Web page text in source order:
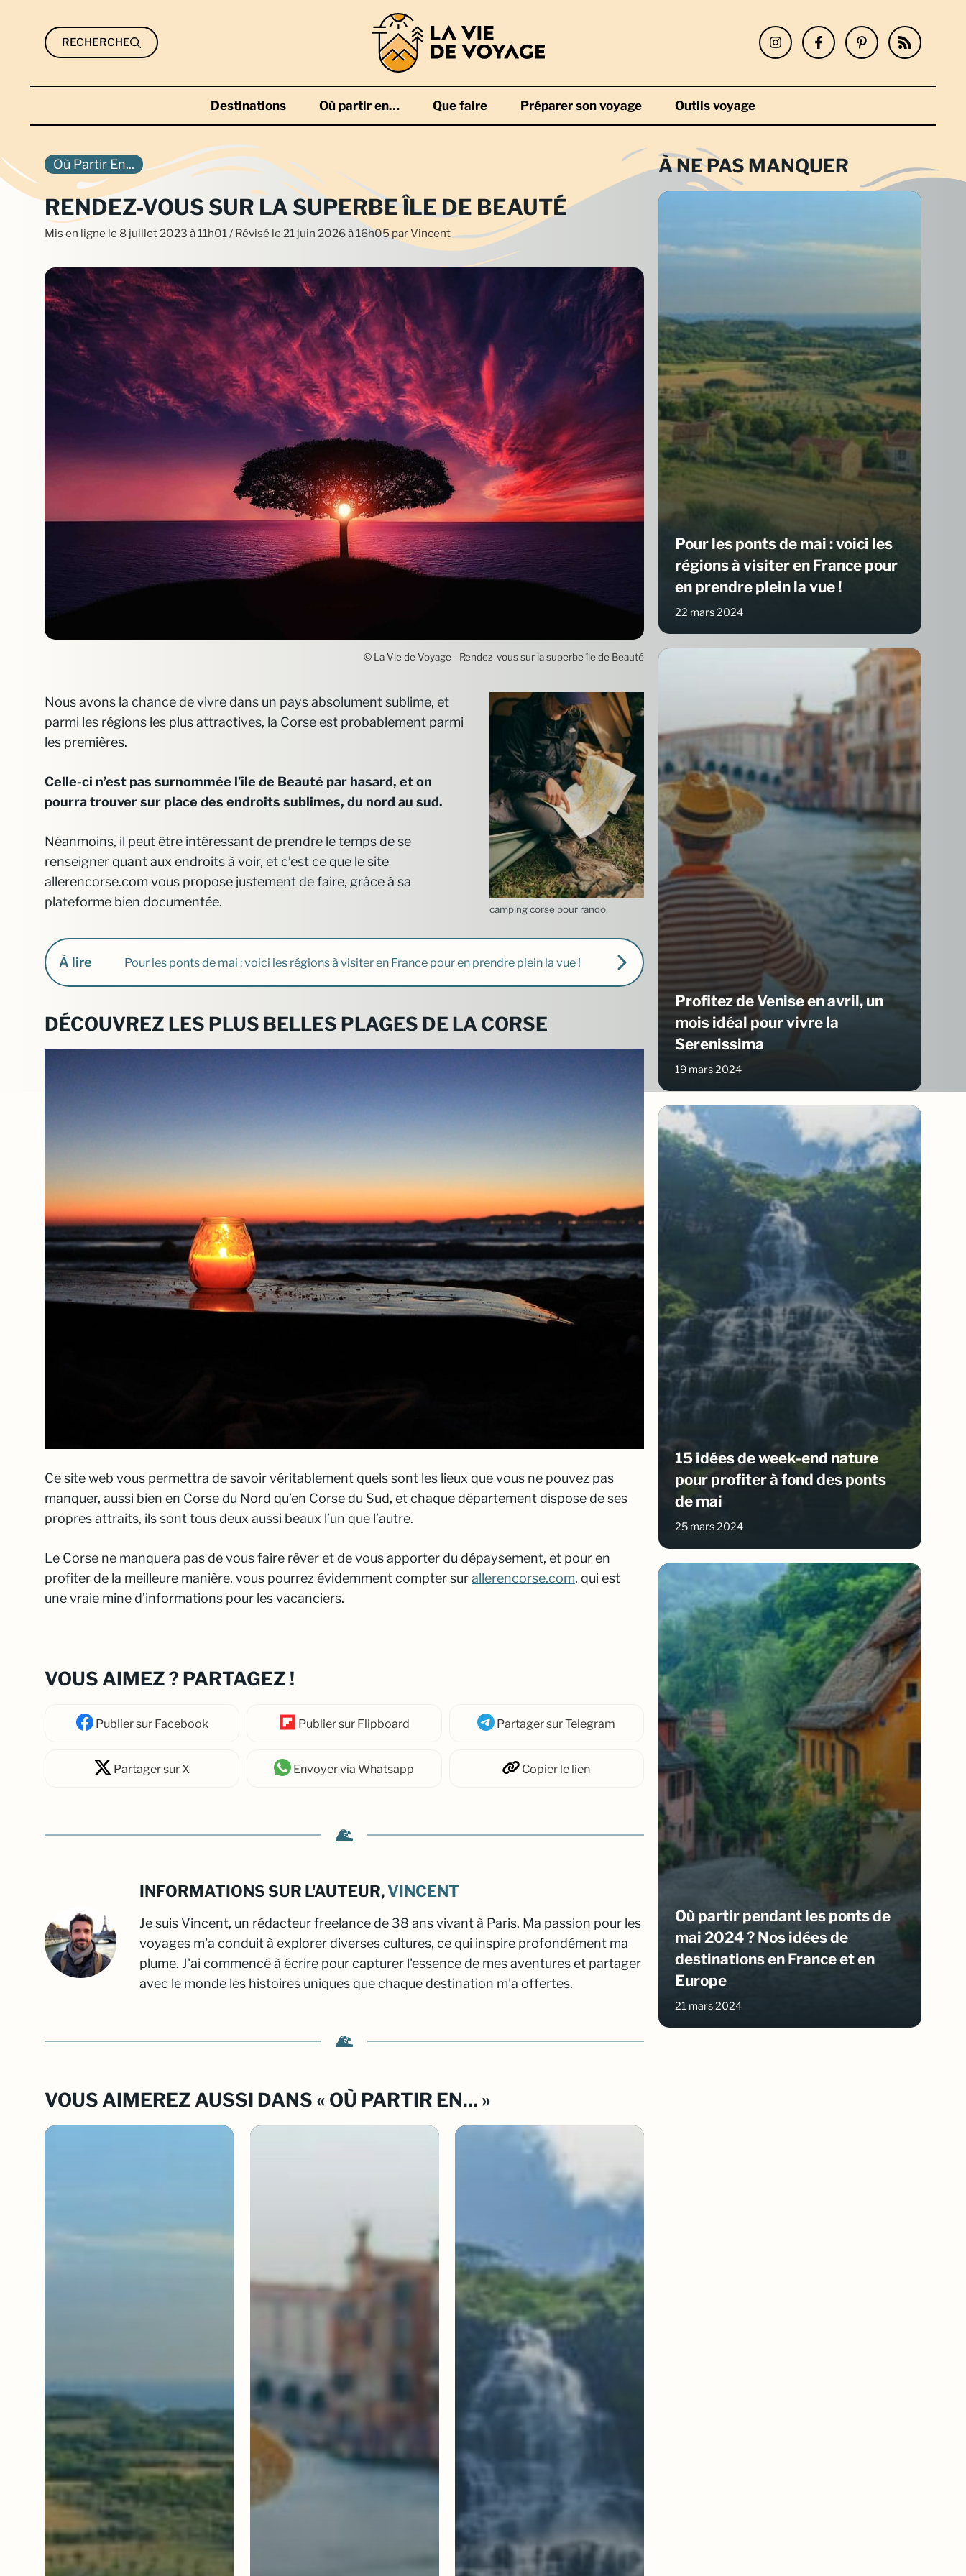
contenu
RECHERCHE
Destinations Où partir en… Que faire Préparer son voyage Outils voyage
Où Partir En...
RENDEZ-VOUS SUR LA SUPERBE ÎLE DE BEAUTÉ
Mis en ligne le 8 juillet 2023 à 11h01 / Révisé le 21 juin 2026 à 16h05 par Vincent
© La Vie de Voyage - Rendez-vous sur la superbe île de Beauté
camping corse pour rando
Nous avons la chance de vivre dans un pays absolument sublime, et
parmi les régions les plus attractives, la Corse est probablement parmi
les premières.
Celle-ci n’est pas surnommée l’île de Beauté par hasard, et on
pourra trouver sur place des endroits sublimes, du nord au sud.
Néanmoins, il peut être intéressant de prendre le temps de se
renseigner quant aux endroits à voir, et c’est ce que le site
allerencorse.com vous propose justement de faire, grâce à sa
plateforme bien documentée.
À lire Pour les ponts de mai : voici les régions à visiter en France pour en prendre plein la vue !
DÉCOUVREZ LES PLUS BELLES PLAGES DE LA CORSE
Ce site web vous permettra de savoir véritablement quels sont les lieux que vous ne pouvez pas
manquer, aussi bien en Corse du Nord qu’en Corse du Sud, et chaque département dispose de ses
propres attraits, ils sont tous deux aussi beaux l’un que l’autre.
Le Corse ne manquera pas de vous faire rêver et de vous apporter du dépaysement, et pour en
profiter de la meilleure manière, vous pourrez évidemment compter surallerencorse.com, qui est
une vraie mine d’informations pour les vacanciers.
VOUS AIMEZ ? PARTAGEZ !
Publiersur Facebook Publiersur Flipboard Partagersur Telegram
Partagersur X Envoyervia Whatsapp Copier le lien
INFORMATIONS SUR L'AUTEUR,VINCENT
Je suis Vincent, un rédacteur freelance de 38 ans vivant à Paris. Ma passion pour les
voyages m'a conduit à explorer diverses cultures, ce qui inspire profondément ma
plume. J'ai commencé à écrire pour capturer l'essence de mes aventures et partager
avec le monde les histoires uniques que chaque destination m'a offertes.
VOUS AIMEREZ AUSSI DANS « OÙ PARTIR EN... »
À NE PAS MANQUER
Pour les ponts de mai : voici les
régions à visiter en France pour
en prendre plein la vue !
22 mars 2024
Profitez de Venise en avril, un
mois idéal pour vivre la
Serenissima
19 mars 2024
15 idées de week-end nature
pour profiter à fond des ponts
de mai
25 mars 2024
Où partir pendant les ponts de
mai 2024 ? Nos idées de
destinations en France et en
Europe
21 mars 2024